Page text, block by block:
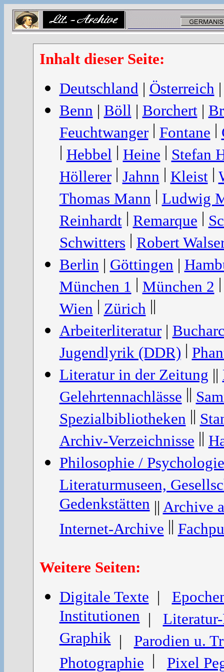
Inhalt dieser Seite:
Deutschland | Österreich
Benn | Böll | Borchert|
Feuchtwanger| Fontane
Hebbel Heine
Stefan
Höllerer| Jahnn Kleist|
Thomas Mann
Ludwig
Reinhardt| Remarque
Schwitters
Robert
Berlin | Göttingen |
München 1
München 2
Wien Zürich
Arbeiterliteratur|
Jugendlyrik (DDR)
Literatur in der Zeitung ||
Gelehrtennachlässe
Spezialbibliotheken
Archiv-Verzeichnisse
Philosophie /
Literaturmuseen,
Gedenkstätten|| Archive
Internet-Archive
Weitere Seiten:
Digitale Texte |
Institutionen|
Graphik| Parodien u.
Photographie
Pixel